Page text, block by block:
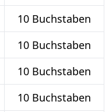
10 Buchstaben
10 Buchstaben
10 Buchstaben
10 Buchstaben